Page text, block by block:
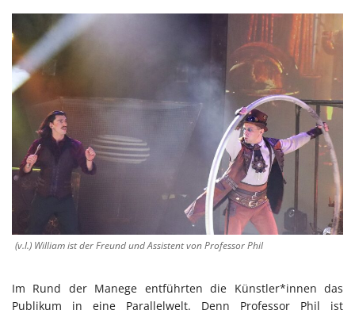
(v.l.) William ist der Freund und Assistent von Professor Phil
Im Rund der Manege entführten die Künstler*innen das
Publikum in eine Parallelwelt. Denn Professor Phil ist